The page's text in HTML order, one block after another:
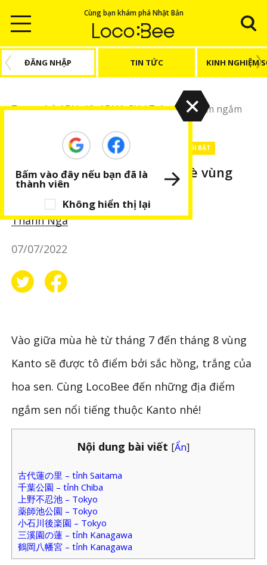
Cùng bạn khám phá Nhật Bản
ĐĂNG NHẬP TIN TỨC KINH NGHIỆM
Trang chủ/Bài viết/DU LỊCH/Tokyo/ 7 điểm ngắm
Tokyo Địa điểm khác BÀI VIẾT NỔI BẬT
7 điểm ngắm hoa sen mùa hè vùng
Kanto năm 2022
Thanh Nga
07/07/2022
Vào giữa mùa hè từ tháng 7 đến tháng 8 vùng
Kanto sẽ được tô điểm bởi sắc hồng, trắng của
hoa sen. Cùng LocoBee đến những địa điểm
ngắm sen nổi tiếng thuộc Kanto nhé!
Nội dung bài viết [Ẩn]
古代蓮の里 – tỉnh Saitama
千葉公園 – tỉnh Chiba
上野不忍池 – Tokyo
薬師池公園 – Tokyo
小石川後楽園 – Tokyo
三溪園の蓮 – tỉnh Kanagawa
鶴岡八幡宮 – tỉnh Kanagawa
Không hiển thị lại
Bấm vào đây nếu bạn đã là
thành viên